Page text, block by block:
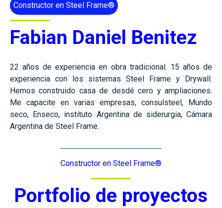
Constructor en Steel Frame®
Fabian Daniel Benitez
22 años de experiencia en obra tradicional. 15 años de
experiencia con los sistemas Steel Frame y Drywall.
Hemos construido casa de desdé cero y ampliaciones.
Me capacite en varias empresas, consulsteel, Mundo
seco, Enseco, instituto Argentina de siderurgia, Cámara
Argentina de Steel Frame.
Constructor en Steel Frame®
Portfolio de proyectos